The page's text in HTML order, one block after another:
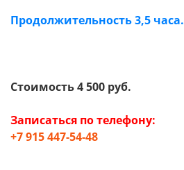
Продолжительность 3,5 часа.
Стоимость 4 500 руб.
Записаться по телефону:
+7 915 447-54-48